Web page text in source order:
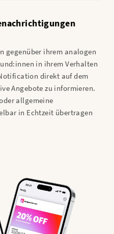
gegenüber ihrem analogen
in ihrem Verhalten
direkt auf dem
Angebote zu informieren.
allgemeine
in Echtzeit übertragen